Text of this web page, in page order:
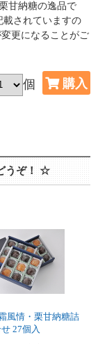
甘納糖の逸品で
載されていますの
更になることがご
個
うぞ！ ☆
風情・栗甘納糖詰
27個入